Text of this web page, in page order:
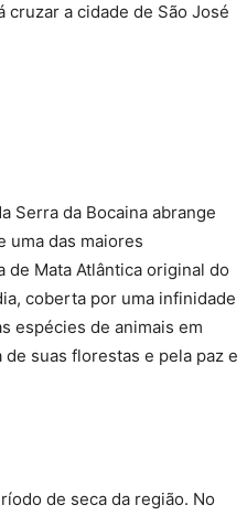
cruzar a cidade de São José
Serra da Bocaina abrange
uma das maiores
de Mata Atlântica original do
coberta por uma infinidade
espécies de animais em
suas florestas e pela paz e
de seca da região. No